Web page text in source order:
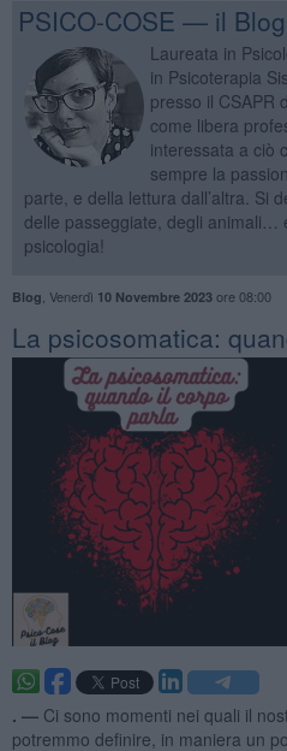
PSICO-COSE — il
Laureata in
in Psicoterapia
presso il CSAPR
come libera
interessata a ciò
sempre la
parte, e della lettura dall’altra. Si
delle passeggiate, degli animali…
psicologia!
Blog Venerdì 10 Novembre 2023ore 08:00
La psicosomatica:
. — Ci sono momenti nei quali il
potremmo definire, in maniera un